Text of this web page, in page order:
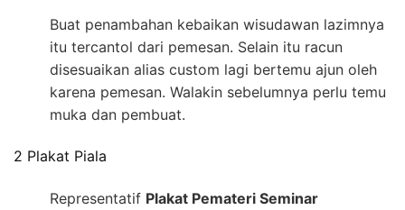
Buat penambahan kebaikan wisudawan lazimnya
itu tercantol dari pemesan. Selain itu racun
disesuaikan alias custom lagi bertemu ajun oleh
karena pemesan. Walakin sebelumnya perlu temu
muka dan pembuat.
2 Plakat Piala
Representatif Plakat Pemateri Seminar